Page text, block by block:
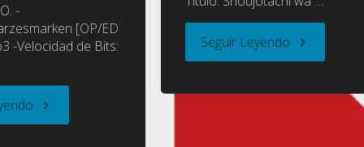
ガ
ン)
Music
-
[OP/ED
-Velocidad de Bits:
"Schwarzesmarken
Seguir Leyendo"Shoujotachi